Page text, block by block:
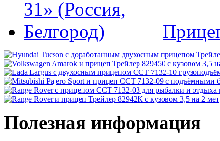
Полезная информация